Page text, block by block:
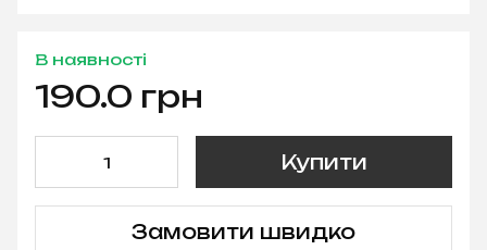
В наявності
190.0 грн
Купити
Замовити швидко